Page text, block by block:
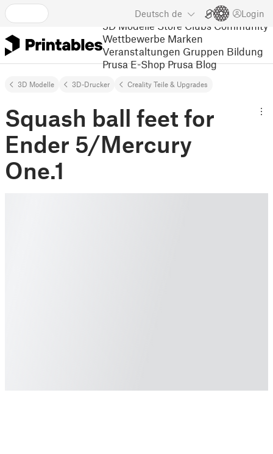
Deutsch de Login
3D Modelle Store Clubs Community
Wettbewerbe Marken
Veranstaltungen Gruppen Bildung
Prusa E-Shop Prusa Blog
3D Modelle 3D-Drucker Creality Teile & Upgrades
Squash ball feet for
Ender 5/Mercury
One.1